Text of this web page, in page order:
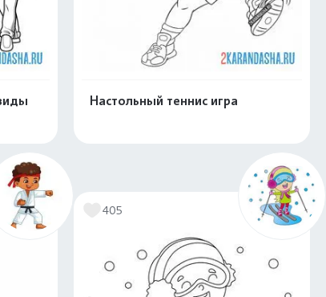
Настольный теннис игра
Распечатать и скачать
405